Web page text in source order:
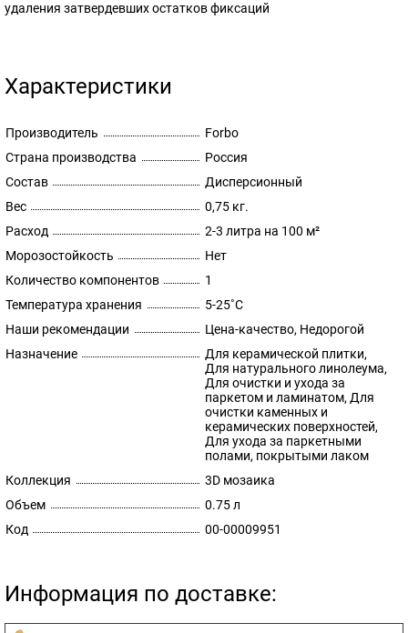
удаления затвердевших остатков фиксаций
Характеристики
Производитель
Forbo
Страна производства
Россия
Состав
Дисперсионный
Вес
0,75 кг.
Расход
2-3 литра на 100 м²
Морозостойкость
Нет
Количество компонентов
1
Температура хранения
5-25˚С
Наши рекомендации
Цена-качество, Недорогой
Назначение
Для керамической плитки,
Для натурального линолеума,
Для очистки и ухода за
паркетом и ламинатом, Для
очистки каменных и
керамических поверхностей,
Для ухода за паркетными
полами, покрытыми лаком
Коллекция
3D мозаика
Объем
0.75 л
Код
00-00009951
Информация по доставке: